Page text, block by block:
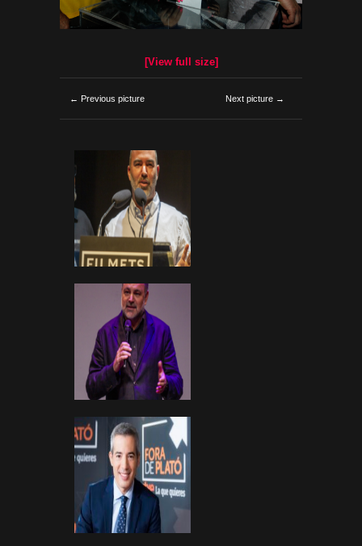
[View full size]
← Previous picture Next picture →